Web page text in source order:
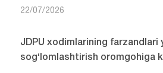
22/07/2026
JDPU xodimlarining farzandlari
sog‘lomlashtirish oromgohiga